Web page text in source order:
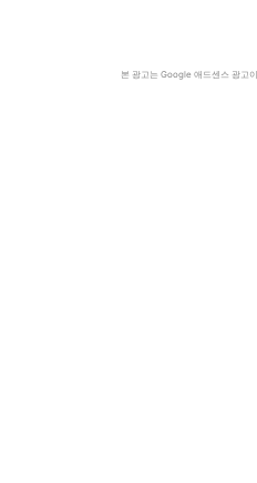
본 광고는 Google 애드센스 광고